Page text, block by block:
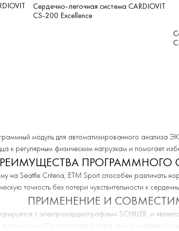
Сердечно-легочная система CARDIOVIT
CS-200 Excellence
модуль для автоматизированного анализа
к регулярным физическим нагрузкам и помогает
ПРОГРАММНОГО
на Seattle Criteria, ETM Sport способен различать
точность без потери чувствительности к
ПРИМЕНЕНИЕ И
с электрокардиографами SCHILLER, и
Он позволяет быстро, точно и надежно